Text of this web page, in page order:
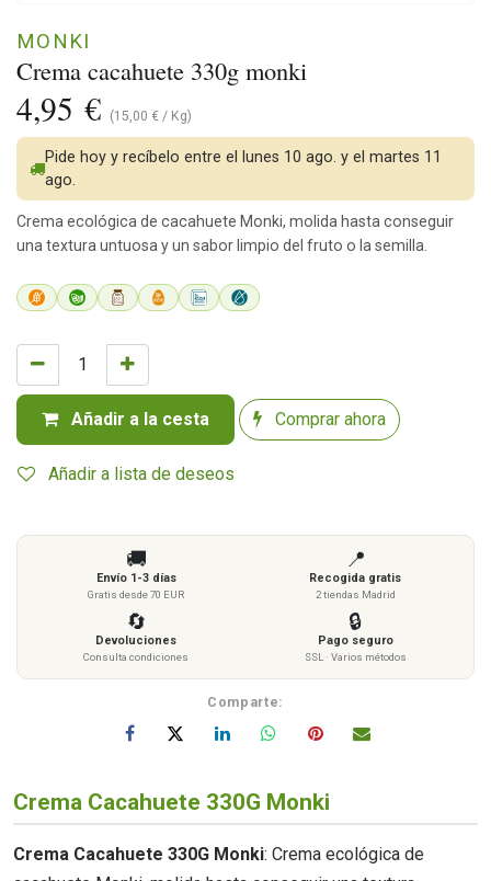
Crema cacahuete 330g monki
MONKI
4,95 € (15,00 € / Kg)
Añadir a la cesta Comprar ahora
Añadir a lista de deseos
Pide hoy y recíbelo entre el lunes 10 ago. y el martes 11
ago.
Crema ecológica de cacahuete Monki, molida hasta conseguir
una textura untuosa y un sabor limpio del fruto o la semilla.
🚚
Envío 1-3 días
Gratis desde 70 EUR
📍
Recogida gratis
2 tiendas Madrid
🔄
Devoluciones
Consulta condiciones
🔒
Pago seguro
SSL · Varios métodos
Comparte:
Crema Cacahuete 330G Monki
Crema Cacahuete 330G Monki: Crema ecológica de